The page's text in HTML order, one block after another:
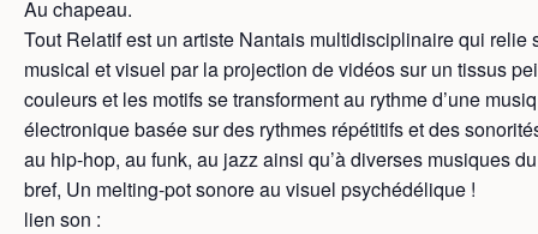
Au chapeau.
Tout Relatif est un artiste Nantais multidisciplinaire qui relie
musical et visuel par la projection de vidéos sur un tissus
couleurs et les motifs se transforment au rythme d’une
électronique basée sur des rythmes répétitifs et des
au hip-hop, au funk, au jazz ainsi qu’à diverses musiques
bref, Un melting-pot sonore au visuel psychédélique !
lien son :